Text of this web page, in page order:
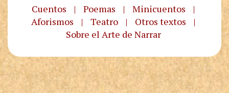
Cuentos | Poemas | Minicuentos
|
Aforismos
| Teatro | Otros textos
|
Sobre el Arte de Narrar